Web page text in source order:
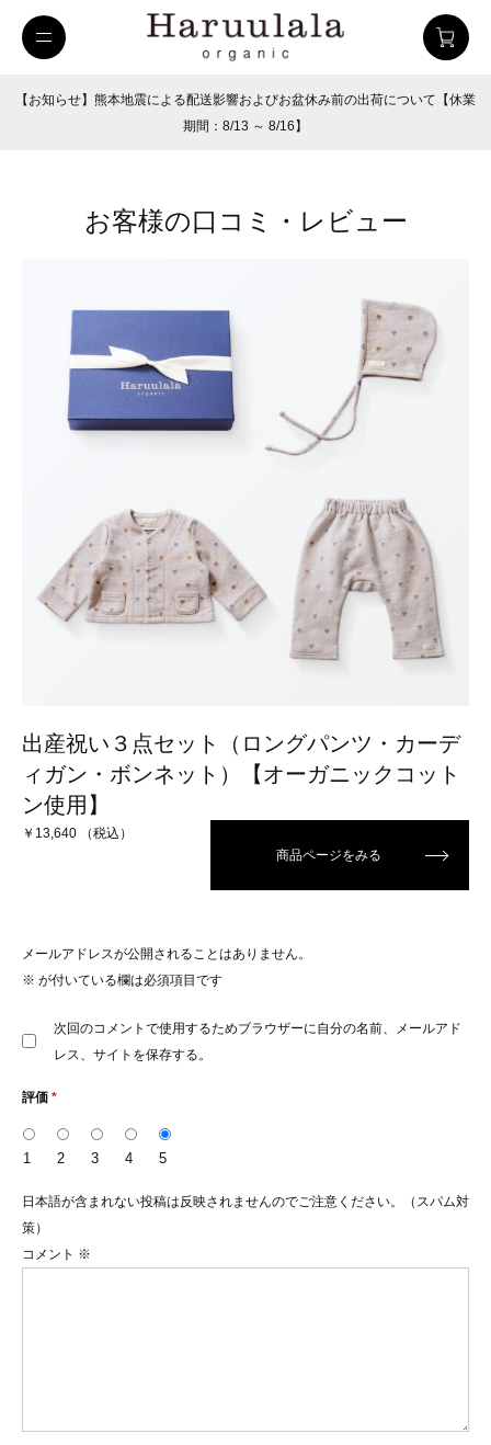
ツイルハーフパンツ 26SUMMER
【お知らせ】熊本地震による配送影響およびお盆休み前の出荷について【休業
期間：8/13 ～ 8/16】
お客様の口コミ・レビュー
出産祝い３点セット（ロングパンツ・カーデ
ィガン・ボンネット）【オーガニックコット
ン使用】
￥13,640 （税込）
商品ページをみる
メールアドレスが公開されることはありません。
※ が付いている欄は必須項目です
次回のコメントで使用するためブラウザーに自分の名前、メールアド
レス、サイトを保存する。
コメント ※
評価 *
1 2 3 4 5
日本語が含まれない投稿は反映されませんのでご注意ください。（スパム対
策）